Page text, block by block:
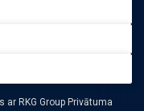
RKG Group Privātuma